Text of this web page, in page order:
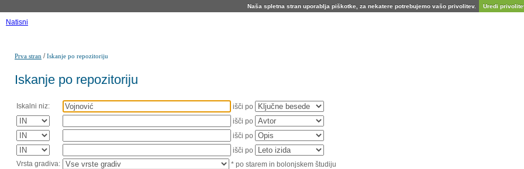
Naša spletna stran uporablja piškotke, za nekatere potrebujemo vašo privolitev. Uredi
Natisni
Prva stran /Iskanje po repozitoriju
Iskanje po repozitoriju
Iskalni niz:
išči po
išči po
išči po
išči po
Vrsta gradiva:
* po starem in bolonjskem študiju